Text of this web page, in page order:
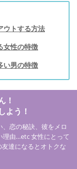
ウトする方法
女性の特徴
い男の特徴
！
よう！
恋の秘訣、彼をメロ
理由…etc 女性にとって
達になるとオトクな